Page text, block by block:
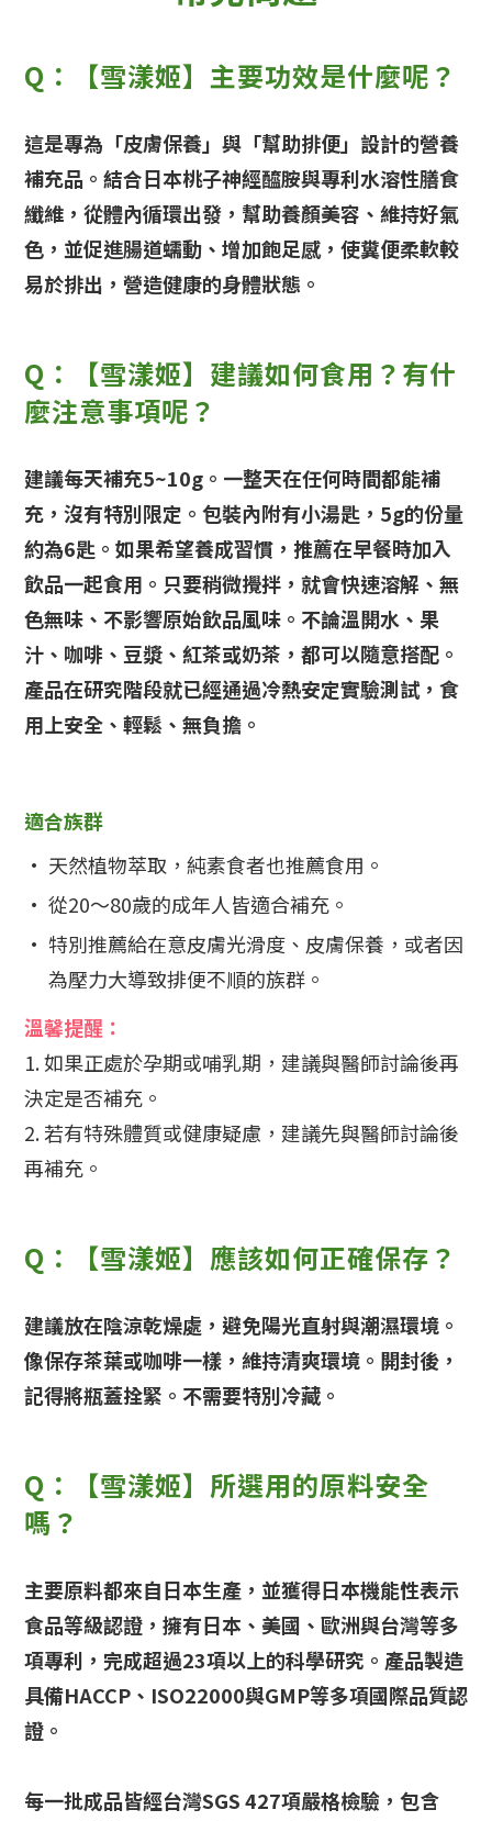
Q：【雪漾姬】主要功效是什麼呢？
這是專為「皮膚保養」與「幫助排便」設計的營養
補充品。結合日本桃子神經醯胺與專利水溶性膳食
纖維，從體內循環出發，幫助養顏美容、維持好氣
色，並促進腸道蠕動、增加飽足感，使糞便柔軟較
易於排出，營造健康的身體狀態。
Q：【雪漾姬】建議如何食用？有什
麼注意事項呢？
建議每天補充5~10g。一整天在任何時間都能補
充，沒有特別限定。包裝內附有小湯匙，5g的份量
約為6匙。如果希望養成習慣，推薦在早餐時加入
飲品一起食用。只要稍微攪拌，就會快速溶解、無
色無味、不影響原始飲品風味。不論溫開水、果
汁、咖啡、豆漿、紅茶或奶茶，都可以隨意搭配。
產品在研究階段就已經通過冷熱安定實驗測試，食
用上安全、輕鬆、無負擔。
適合族群
• 天然植物萃取，純素食者也推薦食用。
• 從20～80歲的成年人皆適合補充。
• 特別推薦給在意皮膚光滑度、皮膚保養，或者因
為壓力大導致排便不順的族群。
溫馨提醒：
1. 如果正處於孕期或哺乳期，建議與醫師討論後再
決定是否補充。
2. 若有特殊體質或健康疑慮，建議先與醫師討論後
再補充。
Q：【雪漾姬】應該如何正確保存？
建議放在陰涼乾燥處，避免陽光直射與潮濕環境。
像保存茶葉或咖啡一樣，維持清爽環境。開封後，
記得將瓶蓋拴緊。不需要特別冷藏。
Q：【雪漾姬】所選用的原料安全
嗎？
主要原料都來自日本生產，並獲得日本機能性表示
食品等級認證，擁有日本、美國、歐洲與台灣等多
項專利，完成超過23項以上的科學研究。產品製造
具備HACCP、ISO22000與GMP等多項國際品質認
證。
每一批成品皆經台灣SGS 427項嚴格檢驗，包含